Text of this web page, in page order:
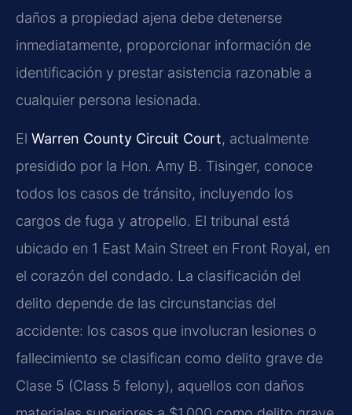
daños a propiedad ajena debe detenerse
inmediatamente, proporcionar información de
identificación y prestar asistencia razonable a
cualquier persona lesionada.
El Warren County Circuit Court, actualmente
presidido por la Hon. Amy B. Tisinger, conoce
todos los casos de tránsito, incluyendo los
cargos de fuga y atropello. El tribunal está
ubicado en 1 East Main Street en Front Royal, en
el corazón del condado. La clasificación del
delito depende de las circunstancias del
accidente: los casos que involucran lesiones o
fallecimiento se clasifican como delito grave de
Clase 5 (Class 5 felony), aquellos con daños